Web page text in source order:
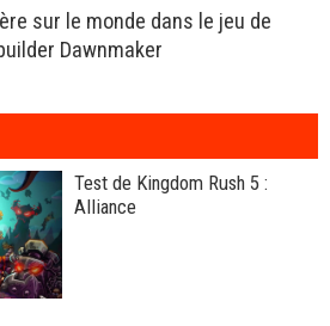
sur le monde dans le jeu de
Dawnmaker
Test de Kingdom Rush 5 :
Alliance